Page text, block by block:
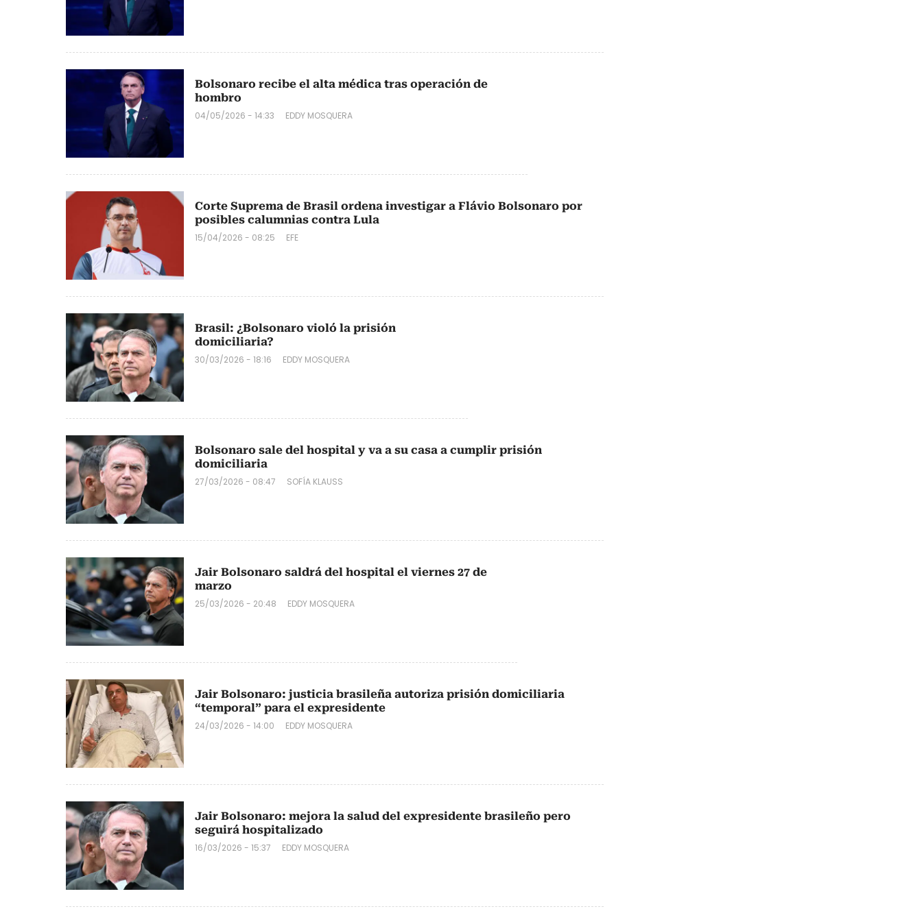
Bolsonaro recibe el alta médica tras operación de
hombro
04/05/2026 - 14:33 EDDY MOSQUERA
Corte Suprema de Brasil ordena investigar a Flávio Bolsonaro por
posibles calumnias contra Lula
15/04/2026 - 08:25 EFE
Brasil: ¿Bolsonaro violó la prisión
domiciliaria?
30/03/2026 - 18:16 EDDY MOSQUERA
Bolsonaro sale del hospital y va a su casa a cumplir prisión
domiciliaria
27/03/2026 - 08:47 SOFÍA KLAUSS
Jair Bolsonaro saldrá del hospital el viernes 27 de
marzo
25/03/2026 - 20:48 EDDY MOSQUERA
Jair Bolsonaro: justicia brasileña autoriza prisión domiciliaria
“temporal” para el expresidente
24/03/2026 - 14:00 EDDY MOSQUERA
Jair Bolsonaro: mejora la salud del expresidente brasileño pero
seguirá hospitalizado
16/03/2026 - 15:37 EDDY MOSQUERA